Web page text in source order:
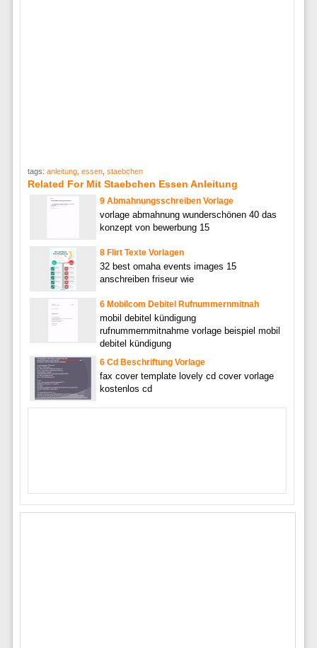
tags: anleitung, essen, staebchen
Related For Mit Staebchen Essen Anleitung
9 Abmahnungsschreiben Vorlage
vorlage abmahnung wunderschönen 40 das
konzept von bewerbung 15
8 Flirt Texte Vorlagen
32 best omaha events images 15
anschreiben friseur wie
6 Mobilcom Debitel Rufnummernmitnah
mobil debitel kündigung
rufnummernmitnahme vorlage beispiel mobil
debitel kündigung
6 Cd Beschriftung Vorlage
fax cover template lovely cd cover vorlage
kostenlos cd